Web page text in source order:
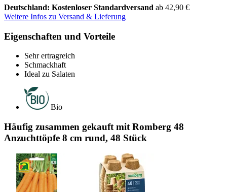
Deutschland: Kostenloser Standardversand ab 42,90 €
Weitere Infos zu Versand & Lieferung
Eigenschaften und Vorteile
Sehr ertragreich
Schmackhaft
Ideal zu Salaten
Bio
Häufig zusammen gekauft mit Romberg 48
Anzuchttöpfe 8 cm rund, 48 Stück